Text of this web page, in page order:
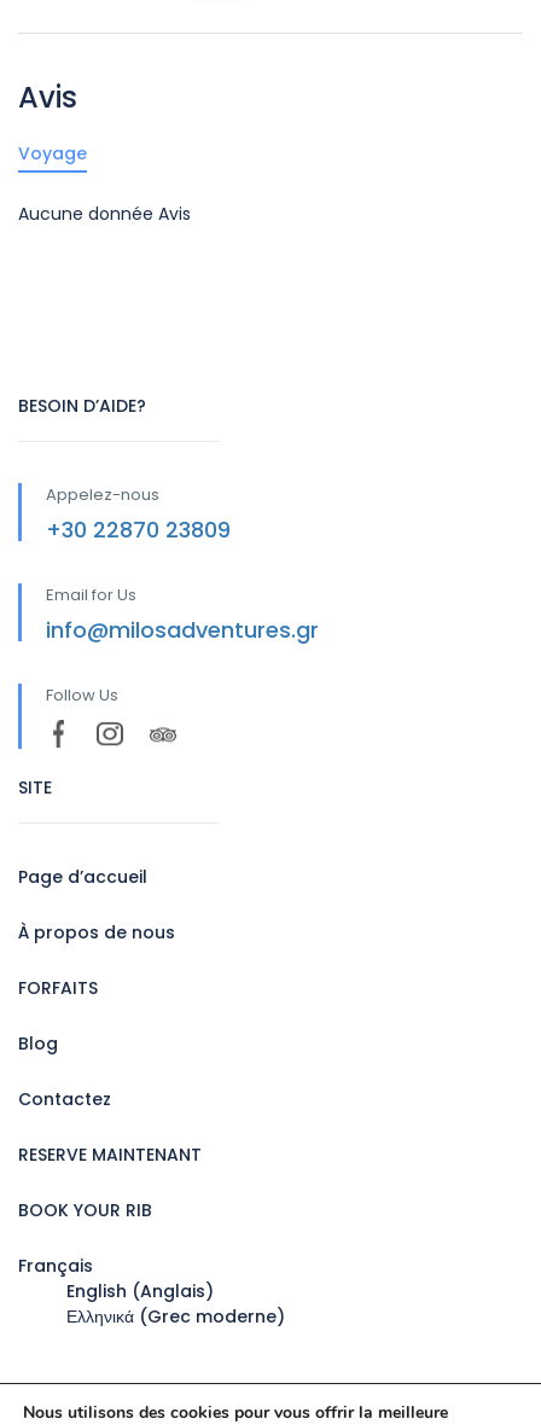
Avis
Voyage
Aucune donnée Avis
BESOIN D’AIDE?
Appelez-nous
+30 22870 23809
Email for Us
info@milosadventures.gr
Follow Us
SITE
Page d’accueil
À propos de nous
FORFAITS
Blog
Contactez
RESERVE MAINTENANT
BOOK YOUR RIB
Français
English (Anglais)
Ελληνικά (Grec moderne)
Nous utilisons des cookies pour vous offrir la meilleure